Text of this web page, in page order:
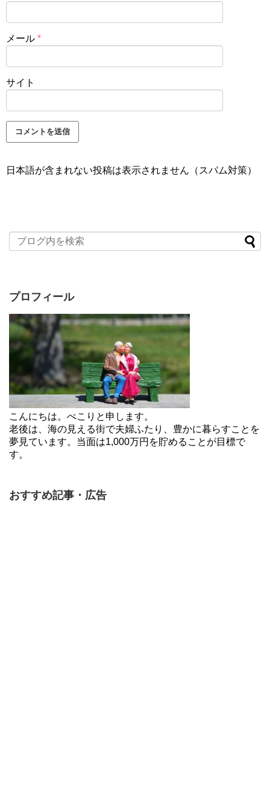
メール *
サイト
日本語が含まれない投稿は表示されません（スパム対策）
プロフィール
こんにちは。ぺこりと申します。
老後は、海の見える街で夫婦ふたり、豊かに暮らすことを
夢見ています。当面は1,000万円を貯めることが目標で
す。
おすすめ記事・広告